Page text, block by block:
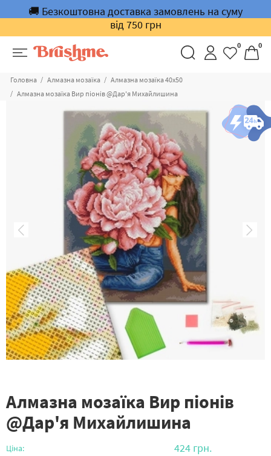
🚚 Безкоштовна доставка замовлень на суму
від 750 грн
0 0
Головна Алмазна мозаїка
Алмазна мозаїка 40х50
Алмазна мозаїка Вир піонів @Дар'я Михайлишина
Алмазна мозаїка Вир піонів
@Дар'я Михайлишина
Ціна: 424 грн.